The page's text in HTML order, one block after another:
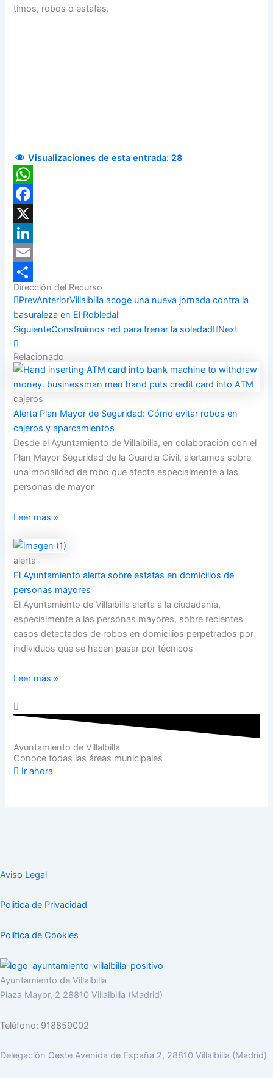
timos, robos o estafas.
Visualizaciones de esta entrada: 28
WhatsApp
Facebook
X
LinkedIn
Email
Compartir
Dirección del Recurso
PrevAnteriorVillalbilla acoge una nueva jornada contra la
basuraleza en El Robledal
SiguienteConstruimos red para frenar la soledad Next
Relacionado
cajeros
Alerta Plan Mayor de Seguridad: Cómo evitar robos en
cajeros y aparcamientos
Desde el Ayuntamiento de Villalbilla, en colaboración con el
Plan Mayor Seguridad de la Guardia Civil, alertamos sobre
una modalidad de robo que afecta especialmente a las
personas de mayor
Leer más »
alerta
El Ayuntamiento alerta sobre estafas en domicilios de
personas mayores
El Ayuntamiento de Villalbilla alerta a la ciudadanía,
especialmente a las personas mayores, sobre recientes
casos detectados de robos en domicilios perpetrados por
individuos que se hacen pasar por técnicos
Leer más »
Ayuntamiento de Villalbilla
Conoce todas las áreas municipales
Ir ahora
Aviso Legal
Politica de Privacidad
Política de Cookies
Ayuntamiento de Villalbilla
Plaza Mayor, 2 28810 Villalbilla (Madrid)
Teléfono: 918859002
Delegación Oeste Avenida de España 2, 28810 Villalbilla (Madrid)